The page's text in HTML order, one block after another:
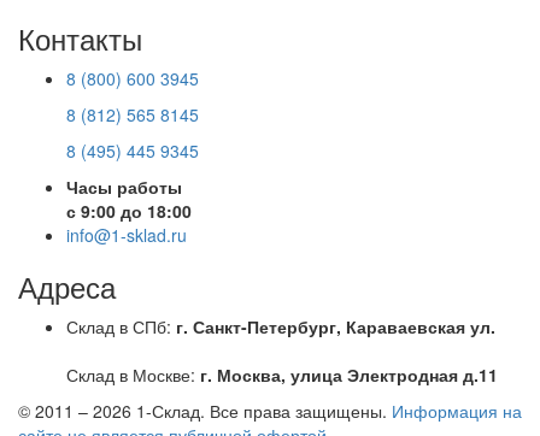
Контакты
8 (800) 600 3945
8 (812) 565 8145
8 (495) 445 9345
Часы работы
с 9:00 до 18:00
info@1-sklad.ru
Адреса
Склад в СПб: г. Санкт-Петербург, Караваевская ул.
Склад в Москве: г. Москва, улица Электродная д.11
© 2011 – 2026 1-Склад. Все права защищены. Информация на